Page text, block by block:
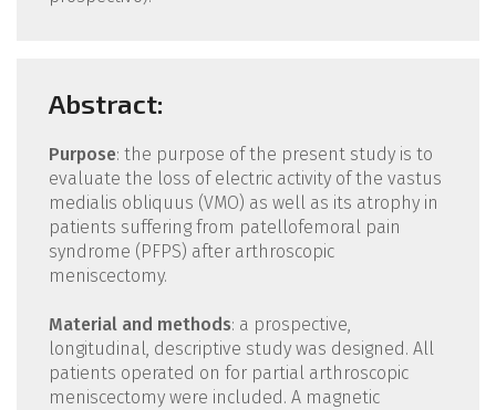
Abstract:
Purpose: the purpose of the present study is to
evaluate the loss of electric activity of the vastus
medialis obliquus (VMO) as well as its atrophy in
patients suffering from patellofemoral pain
syndrome (PFPS) after arthroscopic
meniscectomy.
Material and methods: a prospective,
longitudinal, descriptive study was designed. All
patients operated on for partial arthroscopic
meniscectomy were included. A magnetic